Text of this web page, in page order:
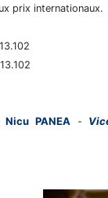
prix internationaux.
PANEA -